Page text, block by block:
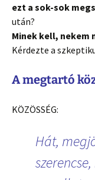
ezt a sok-sok
után?
Minek kell,
Kérdezte a
A megtartó
KÖZÖSSÉG:
Hát,